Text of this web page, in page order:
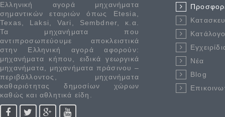
Ελληνική αγορά μηχανήματα
σημαντικών εταιριών όπως Etesia,
Texas, Laksi, Vari, Sembdner, κ.α.
Τα μηχανήματα που
αντιπροσωπεύουμε αποκλειστικά
στην Ελληνική αγορά αφορούν:
μηχανήματα κήπου, ειδικά γεωργικά
μηχανήματα, μηχανήματα πράσινου –
περιβάλλοντος, μηχανήματα
καθαριότητας δημοσίων χώρων
καθώς και αθλητικά είδη.
Νέα
Blog